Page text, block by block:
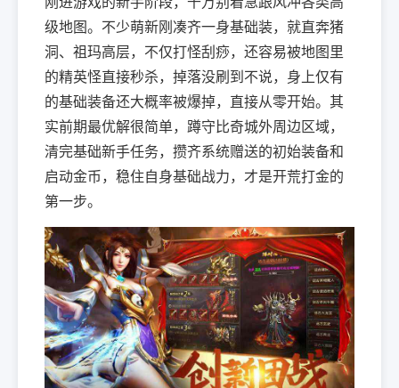
级地图。不少萌新刚凑齐一身基础装，就直奔猪
洞、祖玛高层，不仅打怪刮痧，还容易被地图里
的精英怪直接秒杀，掉落没刷到不说，身上仅有
的基础装备还大概率被爆掉，直接从零开始。其
实前期最优解很简单，蹲守比奇城外周边区域，
清完基础新手任务，攒齐系统赠送的初始装备和
启动金币，稳住自身基础战力，才是开荒打金的
第一步。